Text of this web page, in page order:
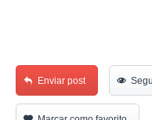
Enviar post